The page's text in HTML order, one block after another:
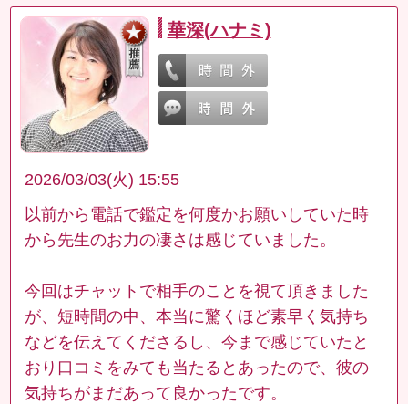
華深(ハナミ)
2026/03/03(火) 15:55
以前から電話で鑑定を何度かお願いしていた時
から先生のお力の凄さは感じていました。
今回はチャットで相手のことを視て頂きました
が、短時間の中、本当に驚くほど素早く気持ち
などを伝えてくださるし、今まで感じていたと
おり口コミをみても当たるとあったので、彼の
気持ちがまだあって良かったです。